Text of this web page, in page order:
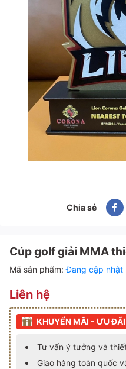
Chia sẻ
Cúp golf giải MMA
Mã sản phẩm:Đang cập nhật
Liên hệ
KHUYẾN MÃI - ƯU ĐÃI
Tư vấn ý tưởng và
Giao hàng toàn quốc